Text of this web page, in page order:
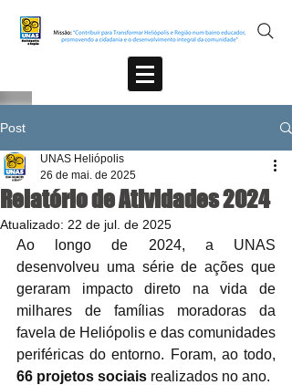
Post
Relatório de Atividades 2024
UNAS Heliópolis
26 de mai. de 2025
Atualizado: 22 de jul. de 2025
Ao longo de 2024, a UNAS
desenvolveu uma série de ações que
geraram impacto direto na vida de
milhares de famílias moradoras da
favela de Heliópolis e das comunidades
66 projetos sociais realizados no ano.